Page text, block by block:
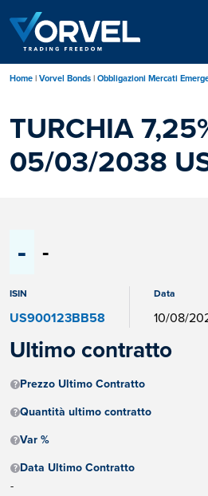
contenuto
principale
Home Vorvel Bonds Obbligazioni Mercati
TURCHIA
05/03/2038
- -
ISIN
US900123BB58
Data
10/08/
Ultimo contratto
Prezzo Ultimo Contratto
Quantità ultimo contratto
Var %
Data Ultimo Contratto
-